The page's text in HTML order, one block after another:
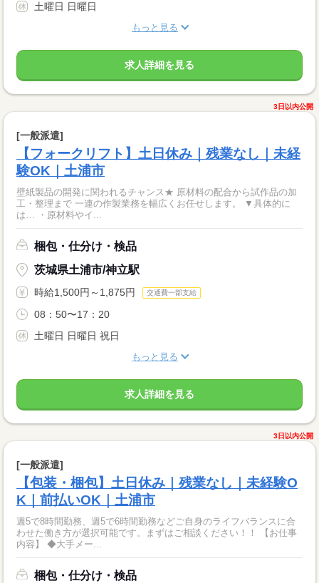
土曜日 日曜日
もっと見る
求人詳細を見る
3日以内公開
[一般派遣]
【フォークリフト】土日休み｜残業なし｜未経
験OK｜土浦市
壁紙製品の開発に関われるチャンス★ 原材料の配合から試作品の加
工・整理まで 一連の作製業務を幅広くお任せします。 ▼具体的に
は… ・原材料やイ...
梱包・仕分け・検品
茨城県土浦市/神立駅
時給1,500円～1,875円 交通費一部支給
08：50〜17：20
土曜日 日曜日 祝日
もっと見る
求人詳細を見る
3日以内公開
[一般派遣]
【包装・梱包】土日休み｜残業なし｜未経験O
K｜前払いOK｜土浦市
週5で8時間勤務、週5で6時間勤務などご自身のライフバランスに合
わせた働き方が選択可能です。まずはご相談ください！！ 【お仕事
内容】 ◆大手メー...
梱包・仕分け・検品